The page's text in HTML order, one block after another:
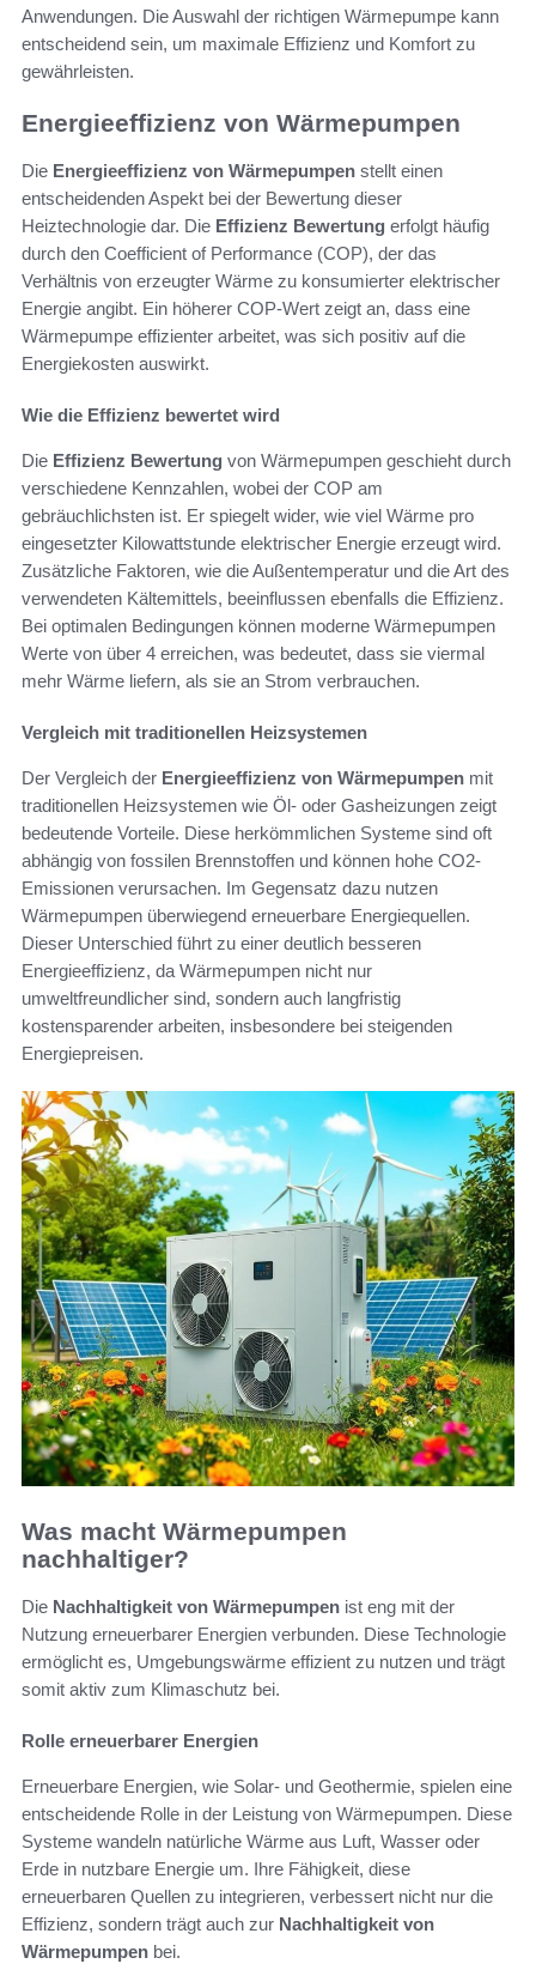
Anwendungen. Die Auswahl der richtigen Wärmepumpe kann
entscheidend sein, um maximale Effizienz und Komfort zu
gewährleisten.
Energieeffizienz von Wärmepumpen
Die Energieeffizienz von Wärmepumpen stellt einen
entscheidenden Aspekt bei der Bewertung dieser
Heiztechnologie dar. Die Effizienz Bewertung erfolgt häufig
durch den Coefficient of Performance (COP), der das
Verhältnis von erzeugter Wärme zu konsumierter elektrischer
Energie angibt. Ein höherer COP-Wert zeigt an, dass eine
Wärmepumpe effizienter arbeitet, was sich positiv auf die
Energiekosten auswirkt.
Wie die Effizienz bewertet wird
Die Effizienz Bewertung von Wärmepumpen geschieht durch
verschiedene Kennzahlen, wobei der COP am
gebräuchlichsten ist. Er spiegelt wider, wie viel Wärme pro
eingesetzter Kilowattstunde elektrischer Energie erzeugt wird.
Zusätzliche Faktoren, wie die Außentemperatur und die Art des
verwendeten Kältemittels, beeinflussen ebenfalls die Effizienz.
Bei optimalen Bedingungen können moderne Wärmepumpen
Werte von über 4 erreichen, was bedeutet, dass sie viermal
mehr Wärme liefern, als sie an Strom verbrauchen.
Vergleich mit traditionellen Heizsystemen
Der Vergleich der Energieeffizienz von Wärmepumpen mit
traditionellen Heizsystemen wie Öl- oder Gasheizungen zeigt
bedeutende Vorteile. Diese herkömmlichen Systeme sind oft
abhängig von fossilen Brennstoffen und können hohe CO2-
Emissionen verursachen. Im Gegensatz dazu nutzen
Wärmepumpen überwiegend erneuerbare Energiequellen.
Dieser Unterschied führt zu einer deutlich besseren
Energieeffizienz, da Wärmepumpen nicht nur
umweltfreundlicher sind, sondern auch langfristig
kostensparender arbeiten, insbesondere bei steigenden
Energiepreisen.
Was macht Wärmepumpen
nachhaltiger?
Die Nachhaltigkeit von Wärmepumpen ist eng mit der
Nutzung erneuerbarer Energien verbunden. Diese Technologie
ermöglicht es, Umgebungswärme effizient zu nutzen und trägt
somit aktiv zum Klimaschutz bei.
Rolle erneuerbarer Energien
Erneuerbare Energien, wie Solar- und Geothermie, spielen eine
entscheidende Rolle in der Leistung von Wärmepumpen. Diese
Systeme wandeln natürliche Wärme aus Luft, Wasser oder
Erde in nutzbare Energie um. Ihre Fähigkeit, diese
erneuerbaren Quellen zu integrieren, verbessert nicht nur die
Effizienz, sondern trägt auch zur Nachhaltigkeit von
Wärmepumpen bei.